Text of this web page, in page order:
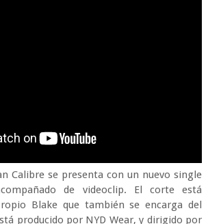
Calibre se presenta con un nuevo single
de videoclip. El corte está
Blake que también se encarga del
producido por NYD Wear, y dirigido por